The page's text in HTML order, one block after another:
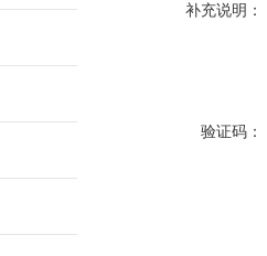
补充说明：
验证码：